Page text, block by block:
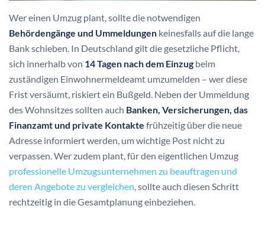
Wer einen Umzug plant, sollte die notwendigen
Behördengänge und Ummeldungen keinesfalls auf die lange
Bank schieben. In Deutschland gilt die gesetzliche Pflicht,
sich innerhalb von 14 Tagen nach dem Einzug beim
zuständigen Einwohnermeldeamt umzumelden – wer diese
Frist versäumt, riskiert ein Bußgeld. Neben der Ummeldung
des Wohnsitzes sollten auch Banken, Versicherungen, das
Finanzamt und private Kontakte frühzeitig über die neue
Adresse informiert werden, um wichtige Post nicht zu
verpassen. Wer zudem plant, für den eigentlichen Umzug
professionelle Umzugsunternehmen zu beauftragen und
deren Angebote zu vergleichen, sollte auch diesen Schritt
rechtzeitig in die Gesamtplanung einbeziehen.